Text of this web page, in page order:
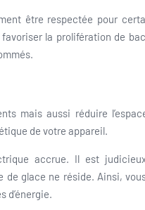
être respectée pour
la prolifération de
mais aussi réduire
de votre appareil.
accrue. Il est
glace ne réside. Ainsi,
d’énergie.